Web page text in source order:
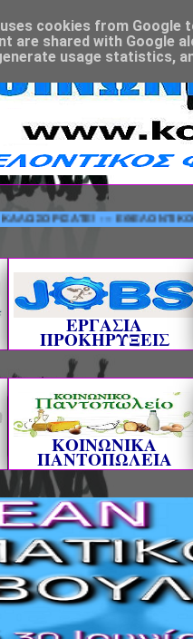
--- ΕΘΕΛΟΝΤΙΚΟΣ
ΕΡΓΑΣΙΑ
ΠΡΟΚΗΡΥΞΕΙΣ
ΚΟΙΝΩΝΙΚΑ
ΠΑΝΤΟΠΩΛΕΙΑ
cookies from Google
are shared with Google
usage statistics,